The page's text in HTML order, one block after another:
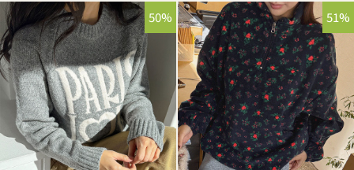
50% 51%